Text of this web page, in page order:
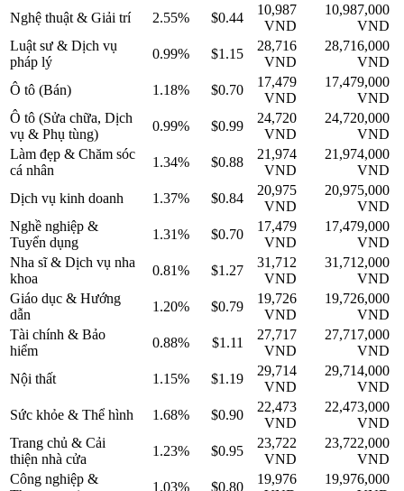
Nghệ thuật & Giải trí
2.55% $0.44
10,987
VND
10,987,000
VND
Luật sư & Dịch vụ
pháp lý
0.99% $1.15
28,716
VND
28,716,000
VND
Ô tô (Bán)
1.18% $0.70
17,479
VND
17,479,000
VND
Ô tô (Sửa chữa, Dịch
vụ & Phụ tùng)
0.99% $0.99
24,720
VND
24,720,000
VND
Làm đẹp & Chăm sóc
cá nhân
1.34% $0.88
21,974
VND
21,974,000
VND
Dịch vụ kinh doanh
1.37% $0.84
20,975
VND
20,975,000
VND
Nghề nghiệp &
Tuyển dụng
1.31% $0.70
17,479
VND
17,479,000
VND
Nha sĩ & Dịch vụ nha
khoa
0.81% $1.27
31,712
VND
31,712,000
VND
Giáo dục & Hướng
dẫn
1.20% $0.79
19,726
VND
19,726,000
VND
Tài chính & Bảo
hiểm
0.88% $1.11
27,717
VND
27,717,000
VND
Nội thất
1.15% $1.19
29,714
VND
29,714,000
VND
Sức khỏe & Thể hình
1.68% $0.90
22,473
VND
22,473,000
VND
Trang chủ & Cải
thiện nhà cửa
1.23% $0.95
23,722
VND
23,722,000
VND
Công nghiệp &
1.03% $0.80
19,976
19,976,000